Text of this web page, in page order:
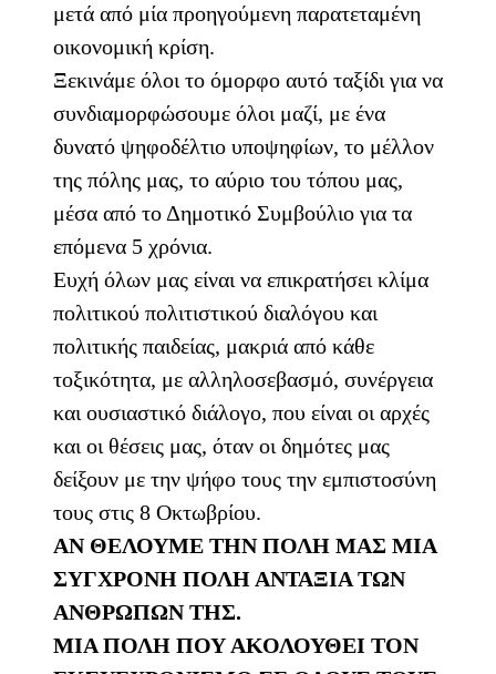
μετά από μία προηγούμενη παρατεταμένη
οικονομική κρίση.
Ξεκινάμε όλοι το όμορφο αυτό ταξίδι για να
συνδιαμορφώσουμε όλοι μαζί, με ένα
δυνατό ψηφοδέλτιο υποψηφίων, το μέλλον
της πόλης μας, το αύριο του τόπου μας,
μέσα από το Δημοτικό Συμβούλιο για τα
επόμενα 5 χρόνια.
Ευχή όλων μας είναι να επικρατήσει κλίμα
πολιτικού πολιτιστικού διαλόγου και
πολιτικής παιδείας, μακριά από κάθε
τοξικότητα, με αλληλοσεβασμό, συνέργεια
και ουσιαστικό διάλογο, που είναι οι αρχές
και οι θέσεις μας, όταν οι δημότες μας
δείξουν με την ψήφο τους την εμπιστοσύνη
τους στις 8 Οκτωβρίου.
ΑΝ ΘΕΛΟΥΜΕ ΤΗΝ ΠΟΛΗ ΜΑΣ ΜΙΑ
ΣΥΓΧΡΟΝΗ ΠΟΛΗ ΑΝΤΑΞΙΑ ΤΩΝ
ΑΝΘΡΩΠΩΝ ΤΗΣ.
ΜΙΑ ΠΟΛΗ ΠΟΥ ΑΚΟΛΟΥΘΕΙ ΤΟΝ